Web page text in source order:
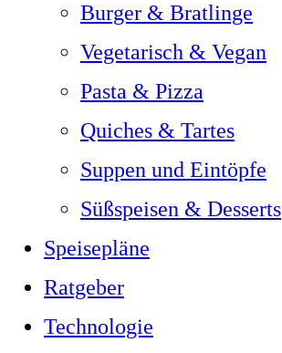
Burger & Bratlinge
Vegetarisch & Vegan
Pasta & Pizza
Quiches & Tartes
Suppen und Eintöpfe
Süßspeisen & Desserts
Speisepläne
Ratgeber
Technologie